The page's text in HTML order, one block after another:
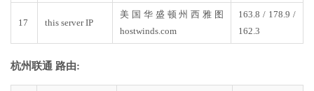
17 this server IP
美国华盛顿州西雅图
hostwinds.com
163.8 / 178.9 /
162.3
杭州联通 路由: